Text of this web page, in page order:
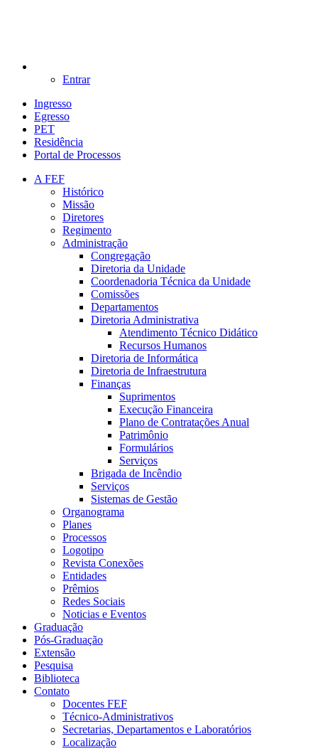
Entrar
Ingresso
Egresso
PET
Residência
Portal de Processos
A FEF
Histórico
Missão
Diretores
Regimento
Administração
Congregação
Diretoria da Unidade
Coordenadoria Técnica da Unidade
Comissões
Departamentos
Diretoria Administrativa
Atendimento Técnico Didático
Recursos Humanos
Diretoria de Informática
Diretoria de Infraestrutura
Finanças
Suprimentos
Execução Financeira
Plano de Contratações Anual
Patrimônio
Formulários
Serviços
Brigada de Incêndio
Serviços
Sistemas de Gestão
Organograma
Planes
Processos
Logotipo
Revista Conexões
Entidades
Prêmios
Redes Sociais
Noticias e Eventos
Graduação
Pós-Graduação
Extensão
Pesquisa
Biblioteca
Contato
Docentes FEF
Técnico-Administrativos
Secretarias, Departamentos e Laboratórios
Localização